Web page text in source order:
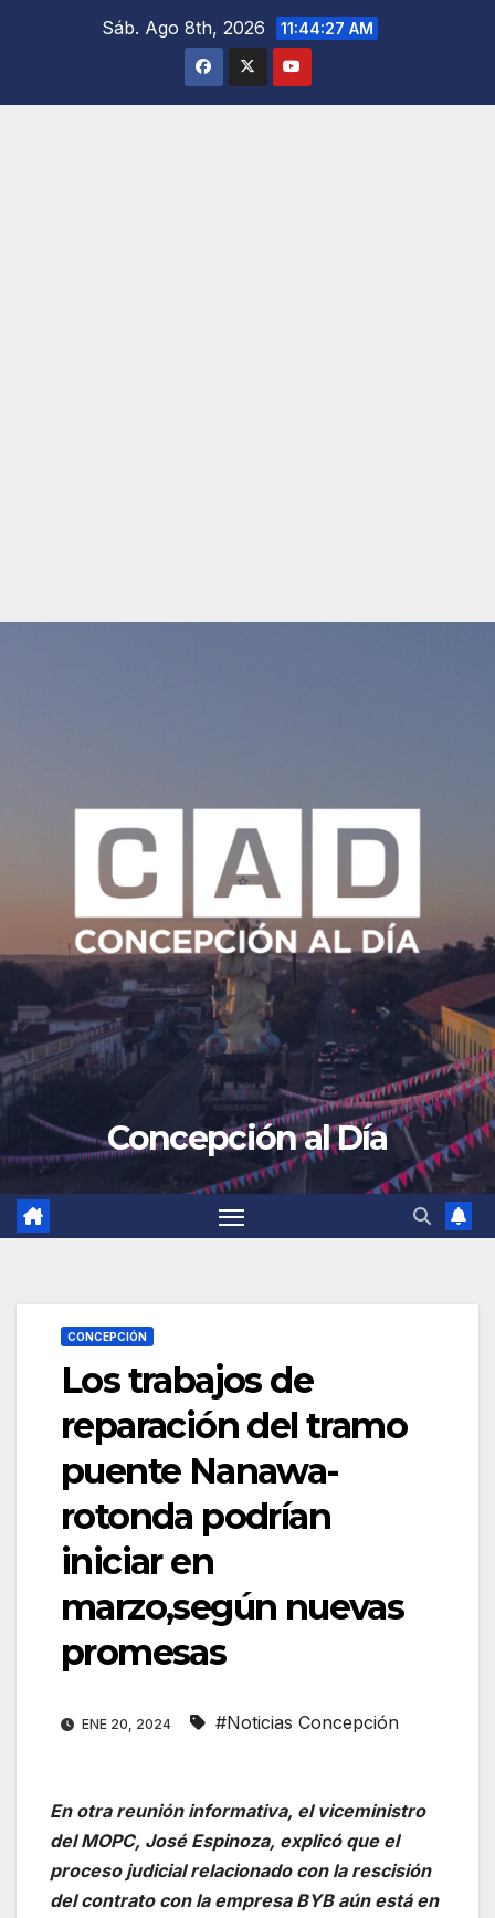
Sáb. Ago 8th, 2026 11:44:29 AM
Concepción al Día
CONCEPCIÓN
Los trabajos de
reparación del tramo
puente Nanawa-
rotonda podrían
iniciar en
marzo,según nuevas
promesas
ENE 20, 2024 #Noticias Concepción
En otra reunión informativa, el viceministro
del MOPC, José Espinoza, explicó que el
proceso judicial relacionado con la rescisión
del contrato con la empresa BYB aún está en